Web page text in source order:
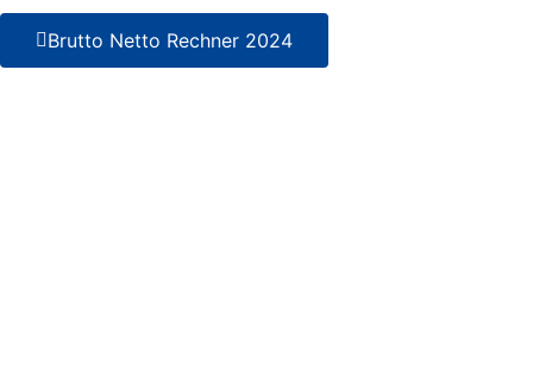
Brutto Netto Rechner 2024